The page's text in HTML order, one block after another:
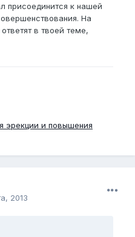
присоединится к нашей
На
в твоей теме,
эрекции и повышения
2013